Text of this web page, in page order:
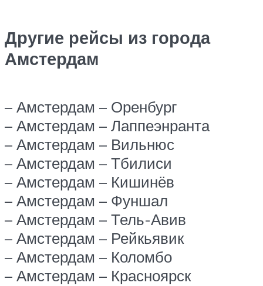
Другие рейсы из города
Амстердам
– Амстердам – Оренбург
– Амстердам – Лаппеэнранта
– Амстердам – Вильнюс
– Амстердам – Тбилиси
– Амстердам – Кишинёв
– Амстердам – Фуншал
– Амстердам – Тель-Авив
– Амстердам – Рейкьявик
– Амстердам – Коломбо
– Амстердам – Красноярск